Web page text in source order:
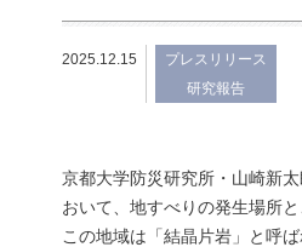
2025.12.15
プレスリリース
研究報告
京都大学防災研究所・山崎新
おいて、地すべりの発生場所
この地域は「結晶片岩」と呼